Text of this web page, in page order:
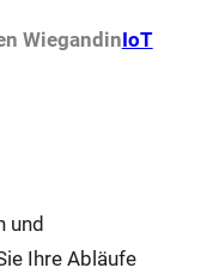
WiegandinIoT
und
Ihre Abläufe